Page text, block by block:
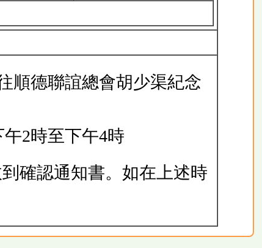
順德聯誼總會胡少渠紀念
2時至下午4時
確認通知書。如在上述時